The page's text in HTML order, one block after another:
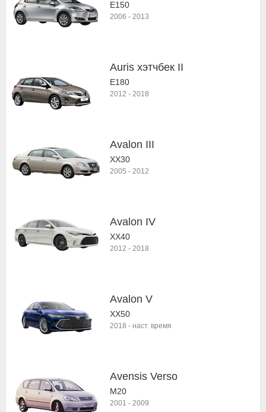
E150
2006 - 2013
Auris хэтчбек II
E180
2012 - 2018
Avalon III
XX30
2005 - 2012
Avalon IV
XX40
2012 - 2018
Avalon V
XX50
2018 - наст. время
Avensis Verso
M20
2001 - 2009